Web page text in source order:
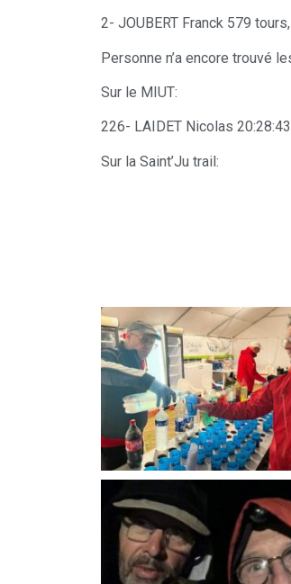
2- JOUBERT Franck 579
Personne n’a encore trouvé
Sur le MIUT:
226- LAIDET Nicolas 20:28:43
Sur la Saint’Ju trail: